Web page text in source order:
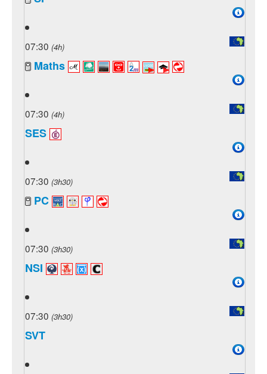
07:30 (4h)
Maths
07:30 (4h)
SES
07:30 (3h30)
PC
07:30 (3h30)
NSI
07:30 (3h30)
SVT